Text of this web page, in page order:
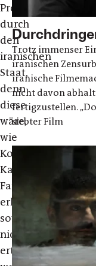
durch
den
iranischen
Staat,
denn
diese
wäre,
wie
Koproduzent
Kaveh
Farnam
erklärte,
sowieso
nicht
erteilt
Trotz immenser
iranischen
iranische
nicht davon
fertigzustellen.
siebter Film